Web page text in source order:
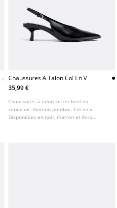
Chaussures A Talon Col En V
35,99 €
Chaussures à talon kitten heel en
similicuir. Finition pointue. Col en v.
Disponibles en noir, marron et écru.